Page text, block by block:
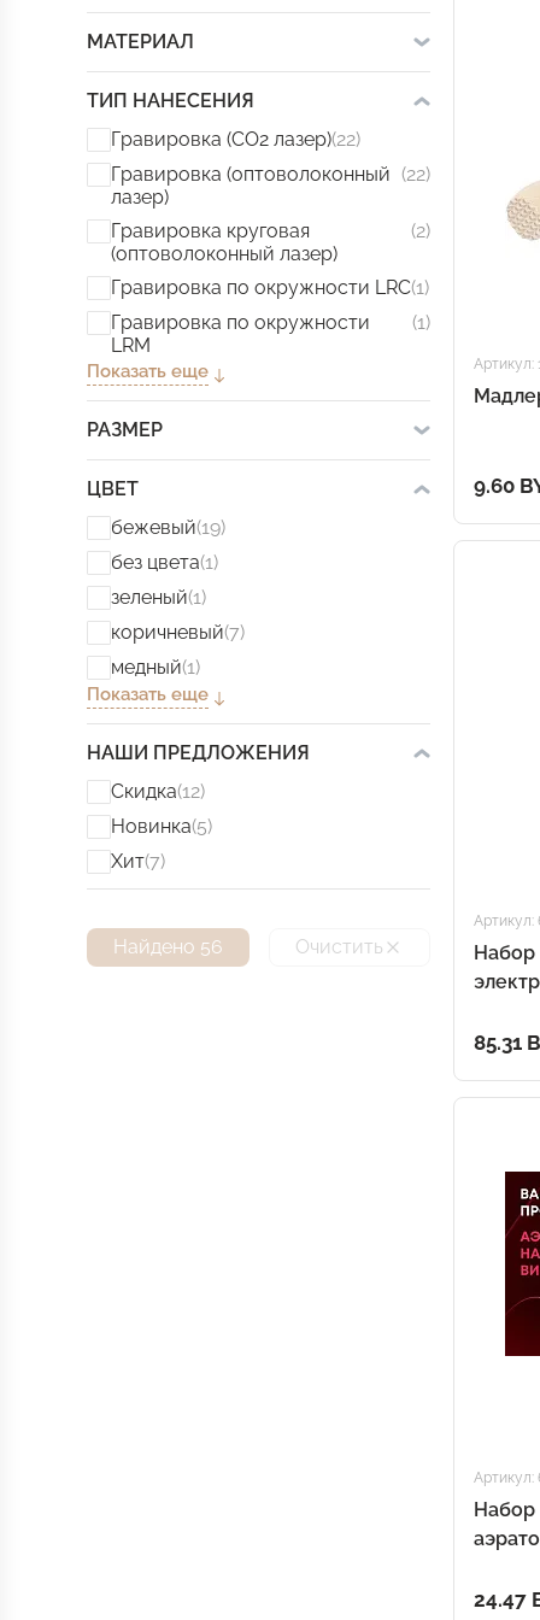
МАТЕРИАЛ
ТИП НАНЕСЕНИЯ
Гравировка (CO2 лазер)(22)
Гравировка (оптоволоконный
лазер)
(22)
Гравировка круговая
(оптоволоконный лазер)
(2)
Гравировка по окружности LRC(1)
Гравировка по окружности
LRM
(1)
Показать еще
РАЗМЕР
ЦВЕТ
бежевый(19)
без цвета(1)
зеленый(1)
коричневый(7)
медный(1)
Показать еще
НАШИ ПРЕДЛОЖЕНИЯ
Скидка(12)
Новинка(5)
Хит(7)
Найдено 56 Очистить
Артикул:
9.60
Артикул:
Набор
85.31
Артикул:
Набор
24.47